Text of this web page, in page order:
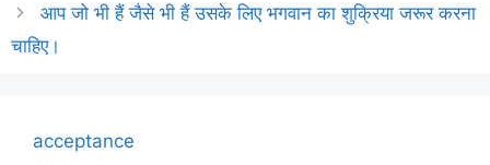
आप जो भी हैं जैसे भी हैं उसके लिए भगवान का शुक्रिया जरूर करना
चाहिए।
acceptance